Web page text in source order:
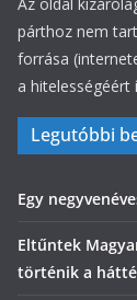
párthoz nem
forrása
a hitelességéért
Legutóbbi
Egy
Eltűntek
történik a